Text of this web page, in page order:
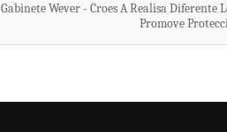
Gabinete Wever - Croes A Realisa Diferente
Promove